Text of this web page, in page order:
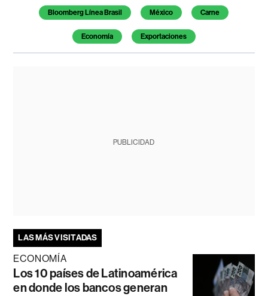
Bloomberg Línea Brasil México Carne
Economía Exportaciones
PUBLICIDAD
LAS MÁS VISITADAS
ECONOMÍA
Los 10 países de Latinoamérica
en donde los bancos generan